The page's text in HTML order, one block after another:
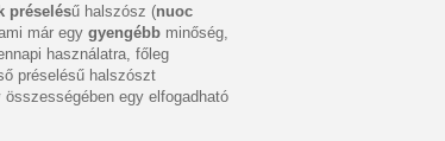
préselésű halszósz (nuoc
már egy gyengébb minőség,
használatra, főleg
préselésű halszószt
egy elfogadható